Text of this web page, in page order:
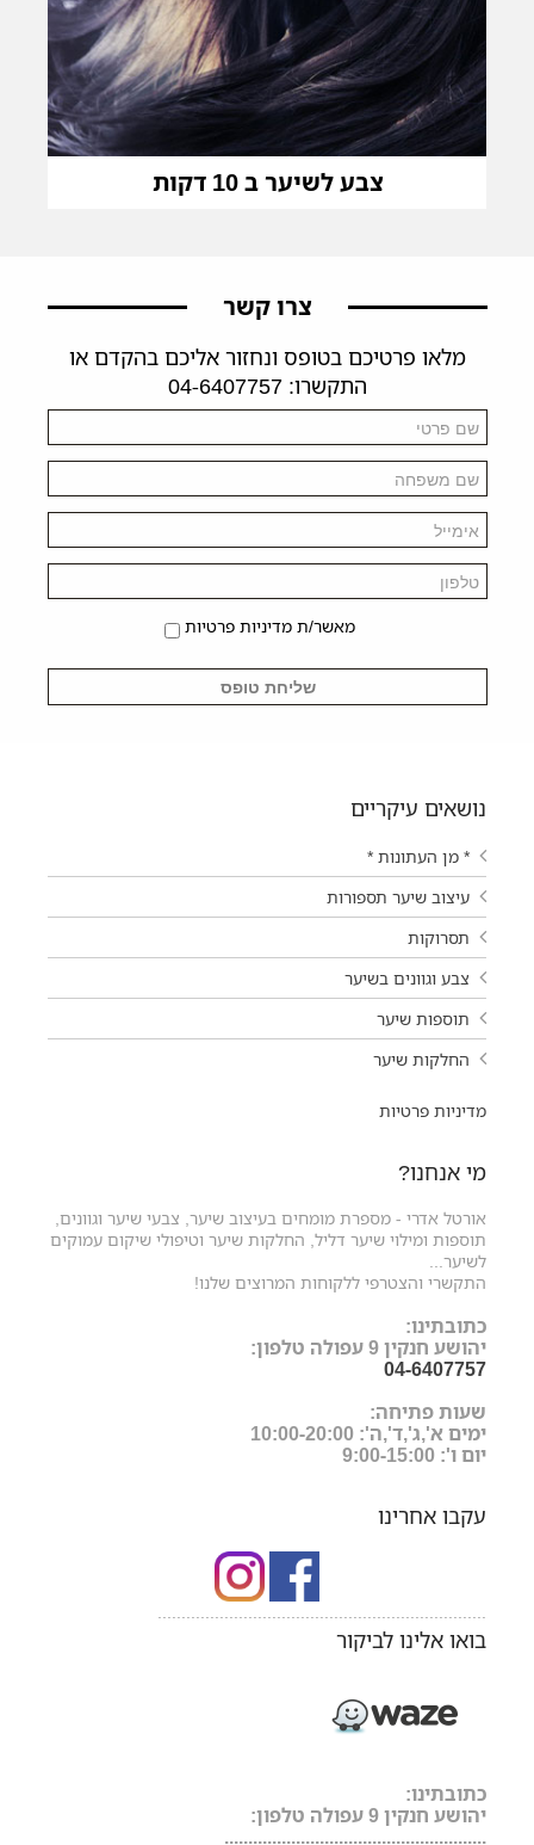
צבע לשיער ב 10 דקות
צרו קשר
מלאו פרטיכם בטופס ונחזור אליכם בהקדם או
התקשרו: 04-6407757
מאשר/ת מדיניות פרטיות
נושאים עיקריים
* מן העתונות *
עיצוב שיער תספורות
תסרוקות
צבע וגוונים בשיער
תוספות שיער
החלקות שיער
מדיניות פרטיות
מי אנחנו?
אורטל אדרי - מספרת מומחים בעיצוב שיער, צבעי שיער וגוונים,
תוספות ומילוי שיער דליל, החלקות שיער וטיפולי שיקום עמוקים
לשיער...
התקשרי והצטרפי ללקוחות המרוצים שלנו!
כתובתינו:
יהושע חנקין 9 עפולה טלפון:
04-6407757
שעות פתיחה:
ימים א',ג',ד',ה': 10:00-20:00
יום ו': 9:00-15:00
עקבו אחרינו
.....................................................................
בואו אלינו לביקור
כתובתינו:
יהושע חנקין 9 עפולה טלפון:
.......................................................